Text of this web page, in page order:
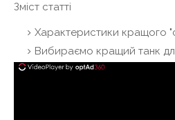
Зміст статті
Характеристики кращого
Вибираємо кращий танк